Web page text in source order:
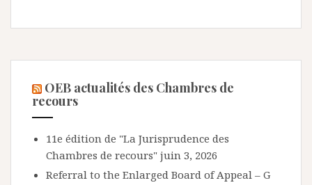
OEB actualités des Chambres de
recours
11e édition de "La Jurisprudence des
Chambres de recours" juin 3, 2026
Referral to the Enlarged Board of Appeal – G